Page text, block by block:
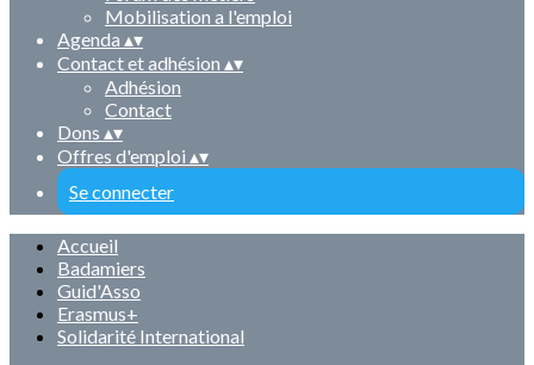
Mobilisation a l'emploi
Agenda ▴▾
Contact et adhésion ▴▾
Adhésion
Contact
Dons ▴▾
Offres d'emploi ▴▾
Se connecter
Accueil
Badamiers
Guid'Asso
Erasmus+
Solidarité International